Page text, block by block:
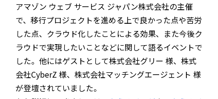
アマゾン ウェブ サービス ジャパン株式会社の主催
で、移行プロジェクトを進める上で良かった点や苦労
した点、クラウド化したことによる効果、また今後ク
ラウドで実現したいことなどに関して語るイベントで
した。他にはゲストとして株式会社グリー 様、株式
会社CyberZ 様、株式会社マッチングエージェント 様
が登壇されていました。